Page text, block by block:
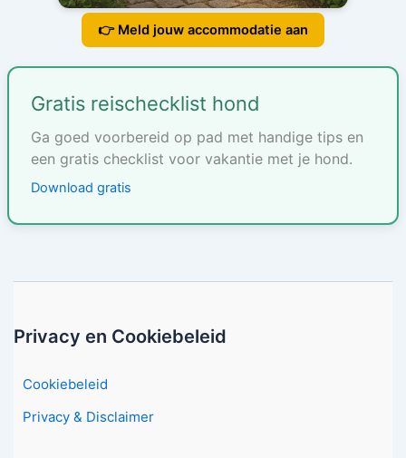
👉 Meld jouw accommodatie aan
Gratis reischecklist hond
Ga goed voorbereid op pad met handige tips en
een gratis checklist voor vakantie met je hond.
Download gratis
Privacy en Cookiebeleid
Cookiebeleid
Privacy & Disclaimer